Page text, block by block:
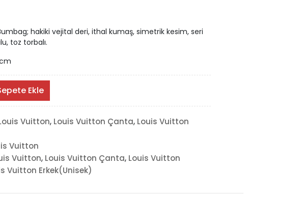
hakiki vejital deri, ithal kumaş, simetrik kesim, seri
toz torbalı.
Ekle
Vuitton, Louis Vuitton Çanta, Louis Vuitton
Vuitton
Vuitton, Louis Vuitton Çanta, Louis Vuitton
Vuitton Erkek(Unisek)